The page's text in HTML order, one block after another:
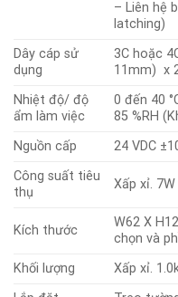
– Liên hệ
latching)
Dây cáp sử
dụng
3C hoặc
11mm) x
Nhiệt độ/ độ
ẩm làm việc
0 đến 40
85 %RH
Nguồn cấp
24 VDC
Công suất tiêu
thụ
Xấp xỉ. 7W
Kích thước
W62 X
chọn và
Khối lượng
Xấp xỉ.